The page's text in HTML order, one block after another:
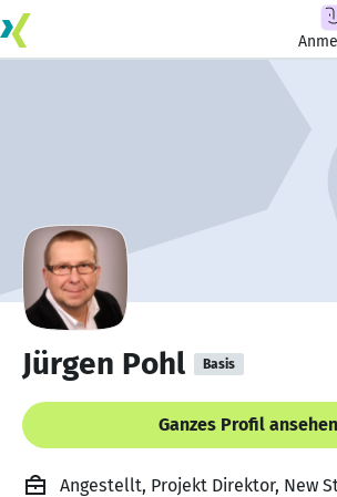
Jürgen Pohl Basis
Ganzes Profil ansehen
Angestellt, Projekt Direktor, New